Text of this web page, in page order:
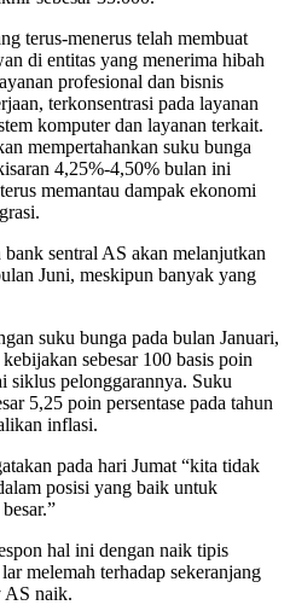
terus-menerus telah membuat
di entitas yang menerima hibah
profesional dan bisnis
terkonsentrasi pada layanan
komputer dan layanan terkait.
mempertahankan suku bunga
4,25%-4,50% bulan ini
memantau dampak ekonomi
sentral AS akan melanjutkan
Juni, meskipun banyak yang
suku bunga pada bulan Januari,
sebesar 100 basis poin
siklus pelonggarannya. Suku
5,25 poin persentase pada tahun
inflasi.
pada hari Jumat “kita tidak
posisi yang baik untuk
hal ini dengan naik tipis
melemah terhadap sekeranjang
AS naik.